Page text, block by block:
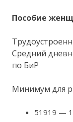
Пособие
Средний
по БиР
Минимум для
51919 —